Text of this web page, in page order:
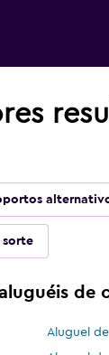
sorte
de
Aluguel